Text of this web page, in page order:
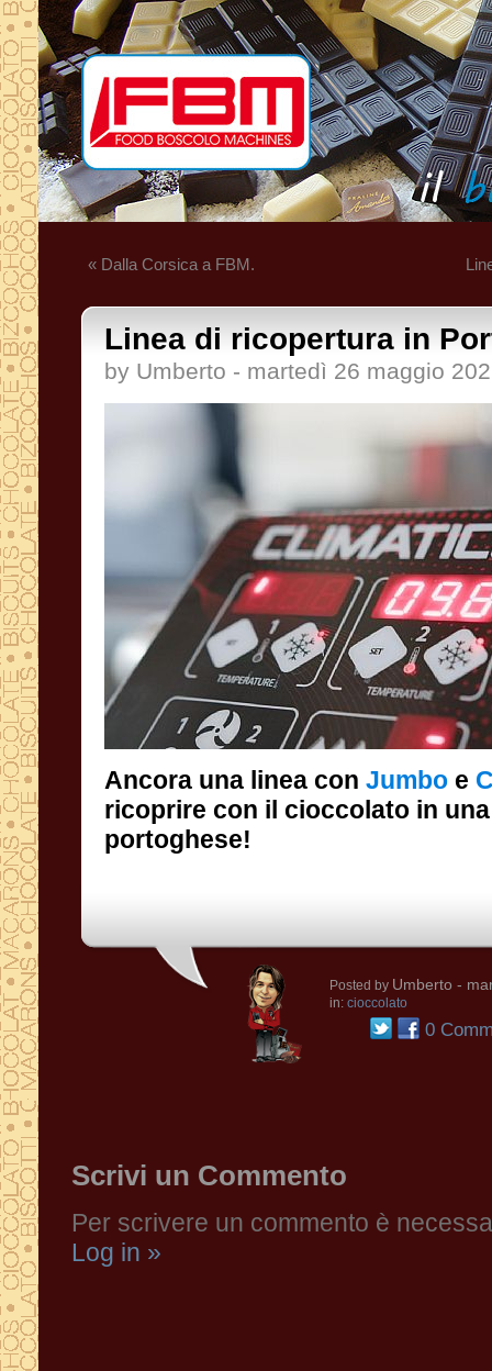
« Dalla Corsica a FBM.
Linea di ricopertura in
by Umberto - martedì 26 maggio
Ancora una linea con Jumbo e
portoghese!
Posted by Umberto -
in: cioccolato
0
Scrivi un Commento
Per scrivere un commento è
Log in »